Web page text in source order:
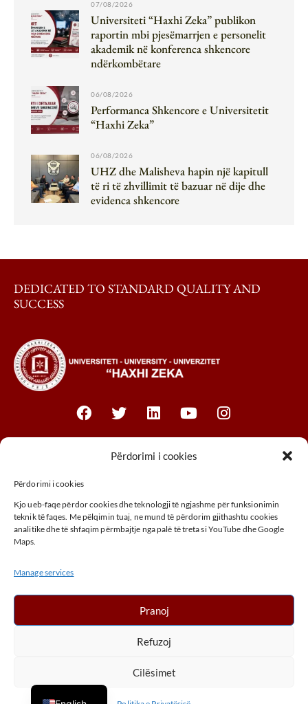
Përdorimi i cookies
Përdorimi i cookies
Kjo ueb-faqe përdor cookies dhe teknologji të ngjashme për funksionimin
teknik të faqes. Me pëlqimin tuaj, ne mund të përdorim gjithashtu cookies
analitike dhe të shfaqim përmbajtje nga palë të treta si YouTube dhe Google
Maps.
Manage services
Pranoj
Refuzoj
Cilësimet
07/08/2026
Universiteti “Haxhi Zeka” publikon
raportin mbi pjesëmarrjen e personelit
akademik në konferenca shkencore
ndërkombëtare
06/08/2026
Performanca Shkencore e Universitetit
“Haxhi Zeka”
06/08/2026
UHZ dhe Malisheva hapin një kapitull
të ri të zhvillimit të bazuar në dije dhe
evidenca shkencore
DEDICATED TO STANDARD QUALITY AND
SUCCESS
Faculty of Business
Faculty of Law
Faculty of THEM
ADDRESS
UÇK,Street, 30000, Peja, Kosovo
Haxhi Zeka University © 2026. All Rights Reserved.